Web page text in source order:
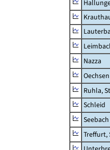
Nazza
Oechsen
Ruhla,
Schleid
Seebach
Treffurt,